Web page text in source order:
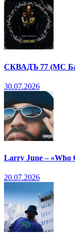
СКВАДЪ 77 (МС
30.07.2026
Larry June – «Who
20.07.2026